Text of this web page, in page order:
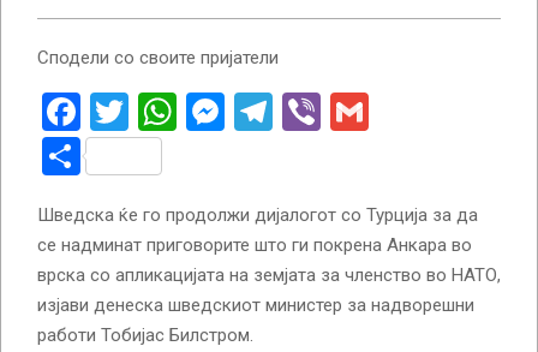
Сподели со своите пријатели
Facebook
Twitter
WhatsApp
Messenger
Telegram
Viber
Share
Шведска ќе го продолжи дијалогот со Турција за да
се надминат приговорите што ги покрена Анкара во
врска со апликацијата на земјата за членство во НАТО,
изјави денеска шведскиот министер за надворешни
работи Тобијас Билстром.